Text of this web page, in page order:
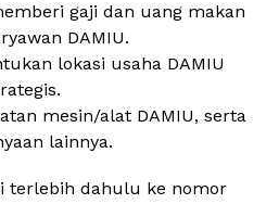
gaji dan uang makan
DAMIU.
lokasi usaha DAMIU
mesin/alat DAMIU, serta
lainnya.
terlebih dahulu ke nomor